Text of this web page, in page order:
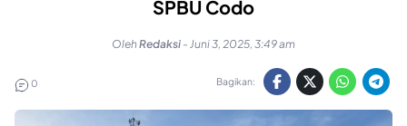
SPBU Codo
OlehRedaksi - Juni 3, 2025, 3:49 am
0 Bagikan: